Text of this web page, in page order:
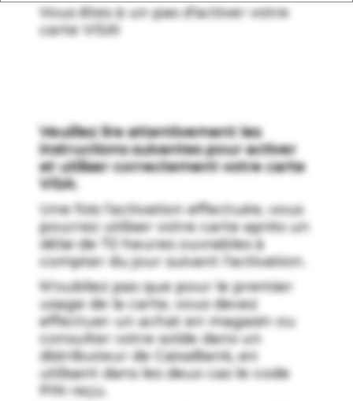
Vous êtes à un pas d'activer votre
carte VISA!
Veuillez lire attentivement les
instructions suivantes pour activer
et utiliser correctement votre carte
VISA:
Une fois l'activation effectuée, vous
pourrez utiliser votre carte après un
délai de 72 heures ouvrables à
compter du jour suivant l'activation.
N'oubliez pas que pour le premier
usage de la carte, vous devez
effectuer un achat en magasin ou
consulter votre solde dans un
distributeur de CaixaBank, en
utilisant dans les deux cas le code
PIN reçu.